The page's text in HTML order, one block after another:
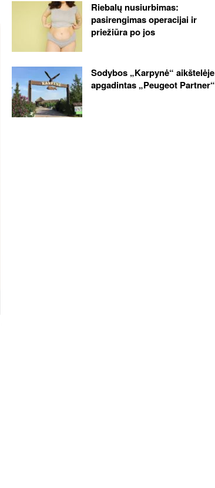
Riebalų nusiurbimas:
pasirengimas operacijai ir
priežiūra po jos
Sodybos „Karpynė“ aikštelėje
apgadintas „Peugeot Partner“